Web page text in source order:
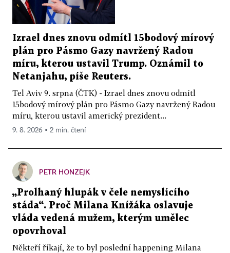
Izrael dnes znovu odmítl 15bodový mírový
plán pro Pásmo Gazy navržený Radou
míru, kterou ustavil Trump. Oznámil to
Netanjahu, píše Reuters.
Tel Aviv 9. srpna (ČTK) - Izrael dnes znovu odmítl
15bodový mírový plán pro Pásmo Gazy navržený Radou
míru, kterou ustavil americký prezident...
9. 8. 2026 ▪ 2 min. čtení
PETR HONZEJK
„Prolhaný hlupák v čele nemyslícího
stáda“. Proč Milana Knížáka oslavuje
vláda vedená mužem, kterým umělec
opovrhoval
Někteří říkají, že to byl poslední happening Milana